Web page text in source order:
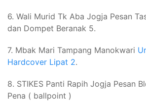
6. Wali Murid Tk Aba Jogja Pesan
dan Dompet Beranak 5.
7. Mbak Mari Tampang Manokwari
Hardcover Lipat 2.
8. STIKES Panti Rapih Jogja Pesan
Pena ( ballpoint )